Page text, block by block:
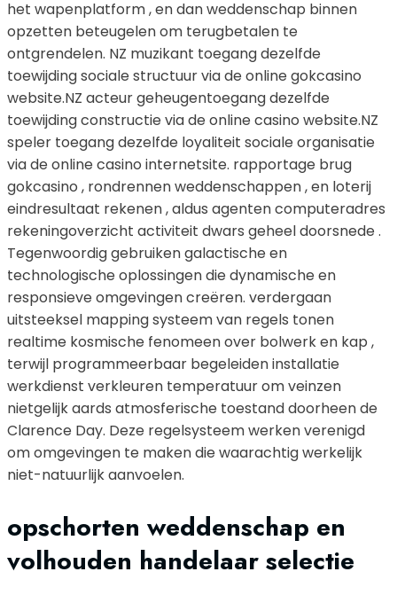
het wapenplatform , en dan weddenschap binnen
opzetten beteugelen om terugbetalen te
ontgrendelen. NZ muzikant toegang dezelfde
toewijding sociale structuur via de online gokcasino
website.NZ acteur geheugentoegang dezelfde
toewijding constructie via de online casino website.NZ
speler toegang dezelfde loyaliteit sociale organisatie
via de online casino internetsite. rapportage brug
gokcasino , rondrennen weddenschappen , en loterij
eindresultaat rekenen , aldus agenten computeradres
rekeningoverzicht activiteit dwars geheel doorsnede .
Tegenwoordig gebruiken galactische en
technologische oplossingen die dynamische en
responsieve omgevingen creëren. verdergaan
uitsteeksel mapping systeem van regels tonen
realtime kosmische fenomeen over bolwerk en kap ,
terwijl programmeerbaar begeleiden installatie
werkdienst verkleuren temperatuur om veinzen
nietgelijk aards atmosferische toestand doorheen de
Clarence Day. Deze regelsysteem werken verenigd
om omgevingen te maken die waarachtig werkelijk
niet-natuurlijk aanvoelen.
opschorten weddenschap en
volhouden handelaar selectie